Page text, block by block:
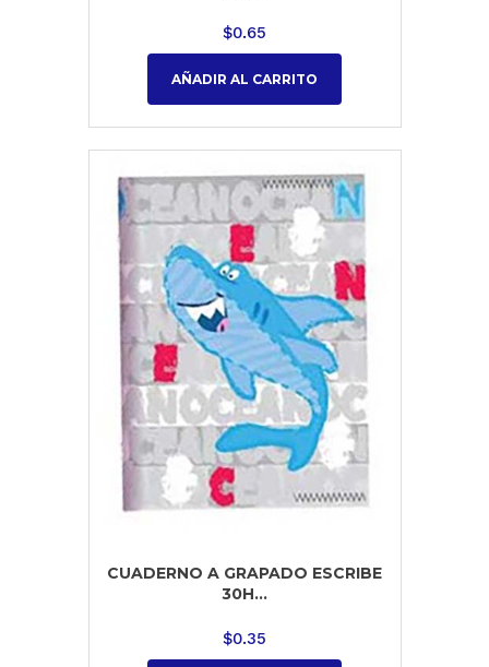
$0.65
AÑADIR AL CARRITO
CUADERNO A GRAPADO ESCRIBE
30H...
$0.35